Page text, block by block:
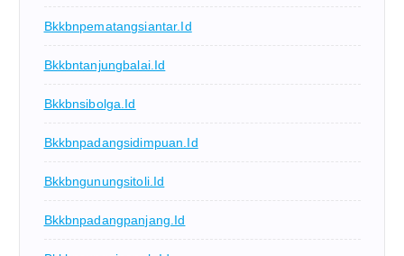
Bkkbnpematangsiantar.id
Bkkbntanjungbalai.id
Bkkbnsibolga.id
Bkkbnpadangsidimpuan.id
Bkkbngunungsitoli.id
Bkkbnpadangpanjang.id